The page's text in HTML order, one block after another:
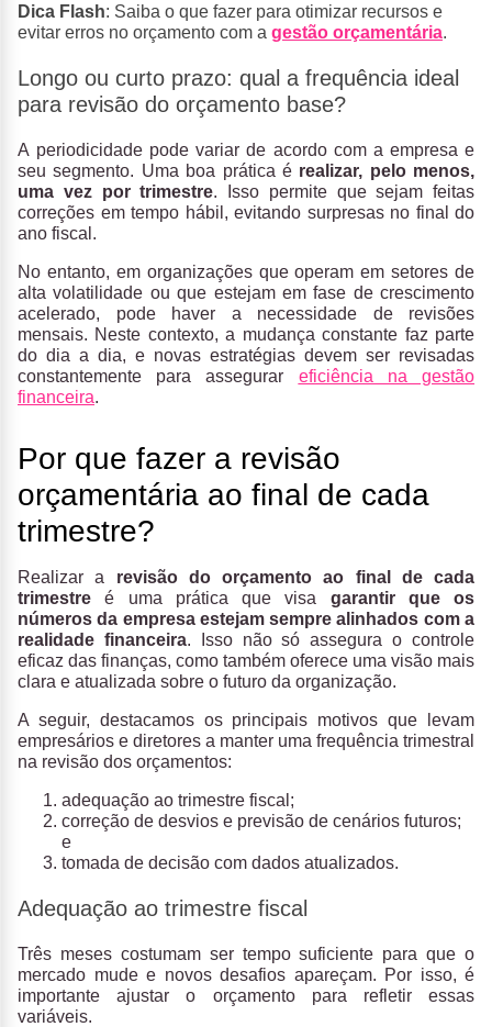
Dica Flash: Saiba o que fazer para otimizar recursos e
evitar erros no orçamento com a gestão orçamentária.
Longo ou curto prazo: qual a frequência ideal
para revisão do orçamento base?
A periodicidade pode variar de acordo com a empresa e
seu segmento. Uma boa prática é realizar, pelo menos,
uma vez por trimestre. Isso permite que sejam feitas
correções em tempo hábil, evitando surpresas no final do
ano fiscal.
No entanto, em organizações que operam em setores de
alta volatilidade ou que estejam em fase de crescimento
acelerado, pode haver a necessidade de revisões
mensais. Neste contexto, a mudança constante faz parte
do dia a dia, e novas estratégias devem ser revisadas
constantemente para assegurar eficiência na gestão
financeira.
Por que fazer a revisão
orçamentária ao final de cada
trimestre?
Realizar a revisão do orçamento ao final de cada
trimestreé uma prática que visa garantir que os
números da empresa estejam sempre alinhados com a
realidade financeira. Isso não só assegura o controle
eficaz das finanças, como também oferece uma visão mais
clara e atualizada sobre o futuro da organização.
A seguir, destacamos os principais motivos que levam
empresários e diretores a manter uma frequência trimestral
na revisão dos orçamentos:
adequação ao trimestre fiscal;
correção de desvios e previsão de cenários futuros;
e
tomada de decisão com dados atualizados.
Adequação ao trimestre fiscal
Três meses costumam ser tempo suficiente para que o
mercado mude e novos desafios apareçam. Por isso, é
importante ajustar o orçamento para refletir essas
variáveis.